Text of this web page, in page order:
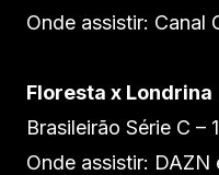
Onde assistir: Canal
Floresta x Londrina
Brasileirão Série C –
Onde assistir: